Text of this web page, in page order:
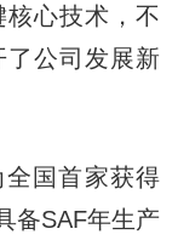
心技术，不
了公司发展新
国首家获得
备SAF年生产